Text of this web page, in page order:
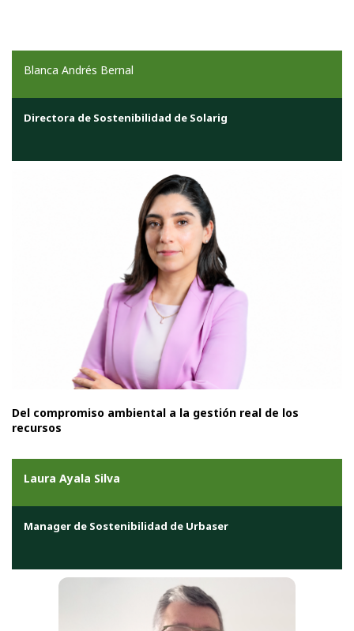
Blanca Andrés Bernal
Directora de Sostenibilidad de Solarig
Del compromiso ambiental a la gestión real de los
recursos
Laura Ayala Silva
Manager de Sostenibilidad de Urbaser